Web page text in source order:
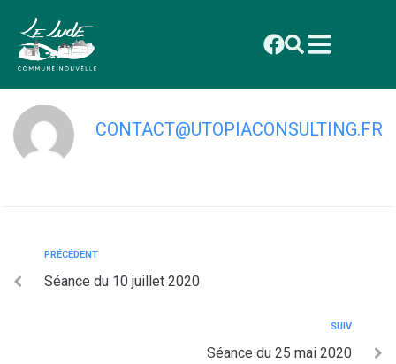
principal
Séance du 29 juin 2020
CONTACT@UTOPIACONSULTING.FR
PRÉCÉDENT
Séance du 10 juillet 2020
SUIV
Séance du 25 mai 2020